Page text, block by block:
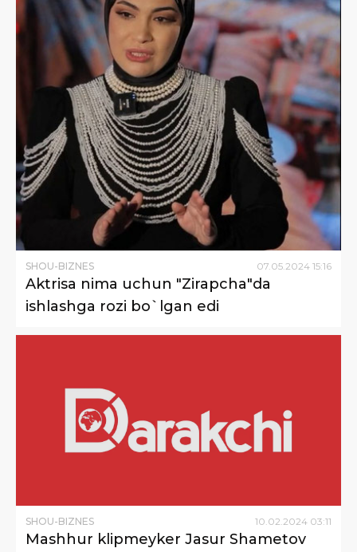
SHOU-BIZNES 07 05 2024 15:16
Aktrisa nima uchun "Zirapcha"da
ishlashga rozi bo`lgan edi
SHOU-BIZNES 10.02.2024 03:11
Mashhur klipmeyker Jasur Shametov